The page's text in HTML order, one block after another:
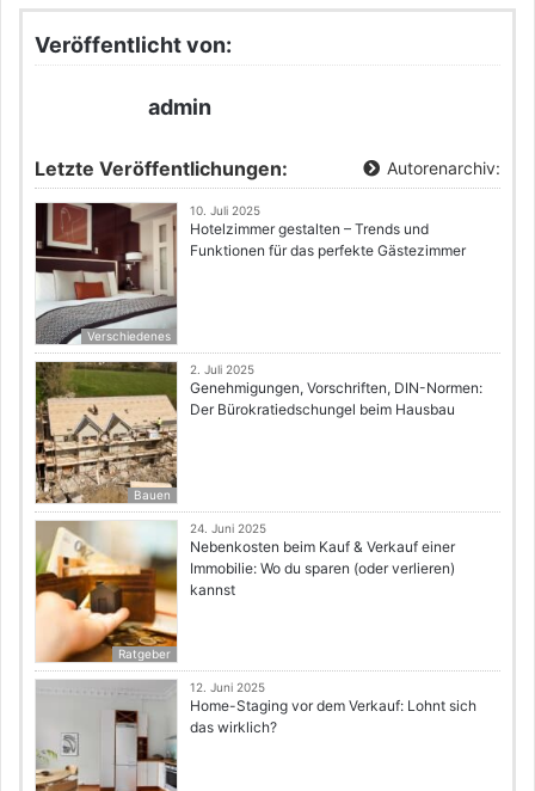
Veröffentlicht von:
admin
Letzte Veröffentlichungen: Autorenarchiv:
Verschiedenes
10. Juli 2025
Hotelzimmer gestalten – Trends und
Funktionen für das perfekte Gästezimmer
Bauen
2. Juli 2025
Genehmigungen, Vorschriften, DIN-Normen:
Der Bürokratiedschungel beim Hausbau
Ratgeber
24. Juni 2025
Nebenkosten beim Kauf & Verkauf einer
Immobilie: Wo du sparen (oder verlieren)
kannst
12. Juni 2025
Home-Staging vor dem Verkauf: Lohnt sich
das wirklich?